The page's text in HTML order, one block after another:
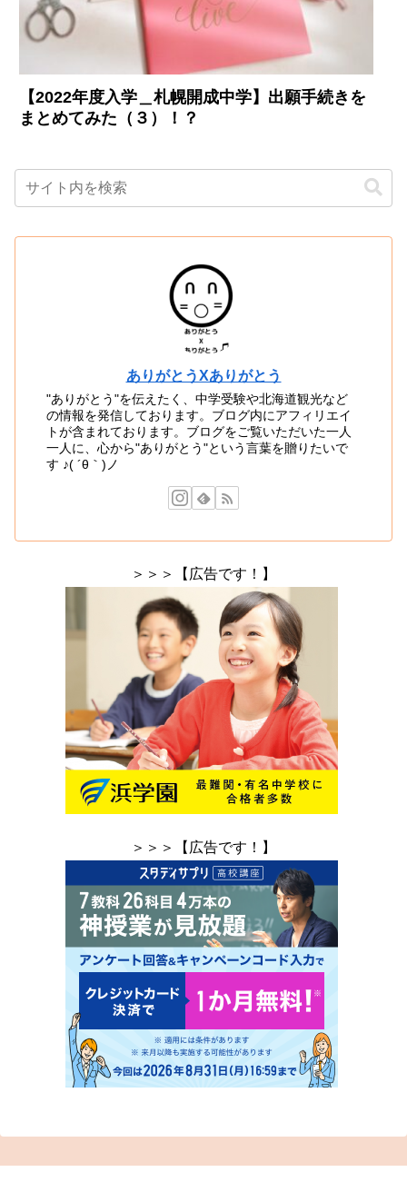
【2022年度入学＿札幌開成中学】出願手続きを
まとめてみた（３）！？
ありがとうXありがとう
"ありがとう"を伝えたく、中学受験や北海道観光など
の情報を発信しております。ブログ内にアフィリエイ
トが含まれております。ブログをご覧いただいた一人
一人に、心から"ありがとう"という言葉を贈りたいで
す ♪( ´θ｀)ノ
＞＞＞【広告です！】
＞＞＞【広告です！】